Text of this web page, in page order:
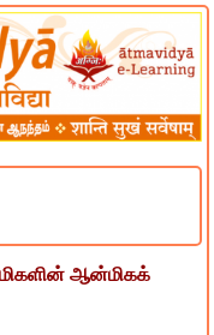
ஆன்மிகக்